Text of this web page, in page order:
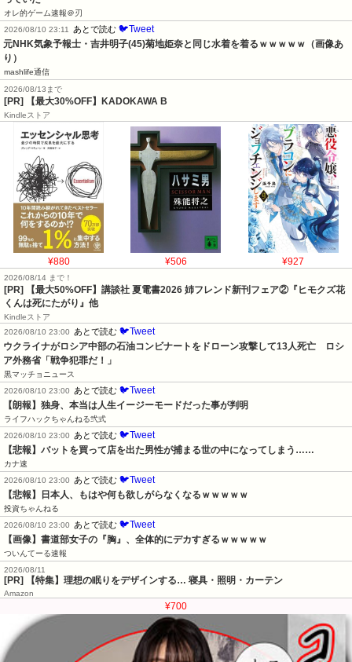
オレ的ゲーム速報＠刃
2026/08/10 23:11
あとで読む 🐦Tweet
元NHK気象予報士・吉井明子(45)菊地姫奈と同じ水着を着るｗｗｗｗｗ（画像あ
り）
mashlife通信
2026/08/13まで
[PR] 【最大30%OFF】KADOKAWA B
Kindleストア
¥880 ¥506 ¥927
2026/08/14 まで！
[PR] 【最大50%OFF】講談社 夏電書2026 姉フレンド新刊フェア②『ヒモクズ花
くんは死にたがり』他
Kindleストア
2026/08/10 23:00
あとで読む 🐦Tweet
ウクライナがロシア中部の石油コンビナートをドローン攻撃して13人死亡　ロシ
ア外務省「戦争犯罪だ！」
黒マッチョニュース
2026/08/10 23:00
あとで読む 🐦Tweet
【朗報】独身、本当は人生イージーモードだった事が判明
ライフハックちゃんねる弐式
2026/08/10 23:00
あとで読む 🐦Tweet
【悲報】バットを買って店を出た男性が捕まる世の中になってしまう……
カナ速
2026/08/10 23:00
あとで読む 🐦Tweet
【悲報】日本人、もはや何も欲しがらなくなるｗｗｗｗｗ
投資ちゃんねる
2026/08/10 23:00
あとで読む 🐦Tweet
【画像】書道部女子の『胸』、全体的にデカすぎるｗｗｗｗｗ
ついんてーる速報
2026/08/11
[PR] 【特集】理想の眠りをデザインする… 寝具・照明・カーテン
Amazon
¥700